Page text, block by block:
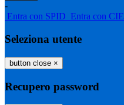
-
Entra con SPID Entra con CIE
Seleziona utente
button close ×
Recupero password